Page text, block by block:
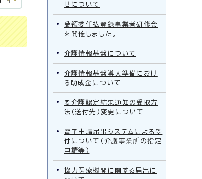
せについて
受領委任払登録事業者研修会
を開催しました。
介護情報基盤について
介護情報基盤導入準備におけ
る助成金について
要介護認定結果通知の受取方
法（送付先）変更について
電子申請届出システムによる受
付について（介護事業所の指定
申請等）
協力医療機関に関する届出に